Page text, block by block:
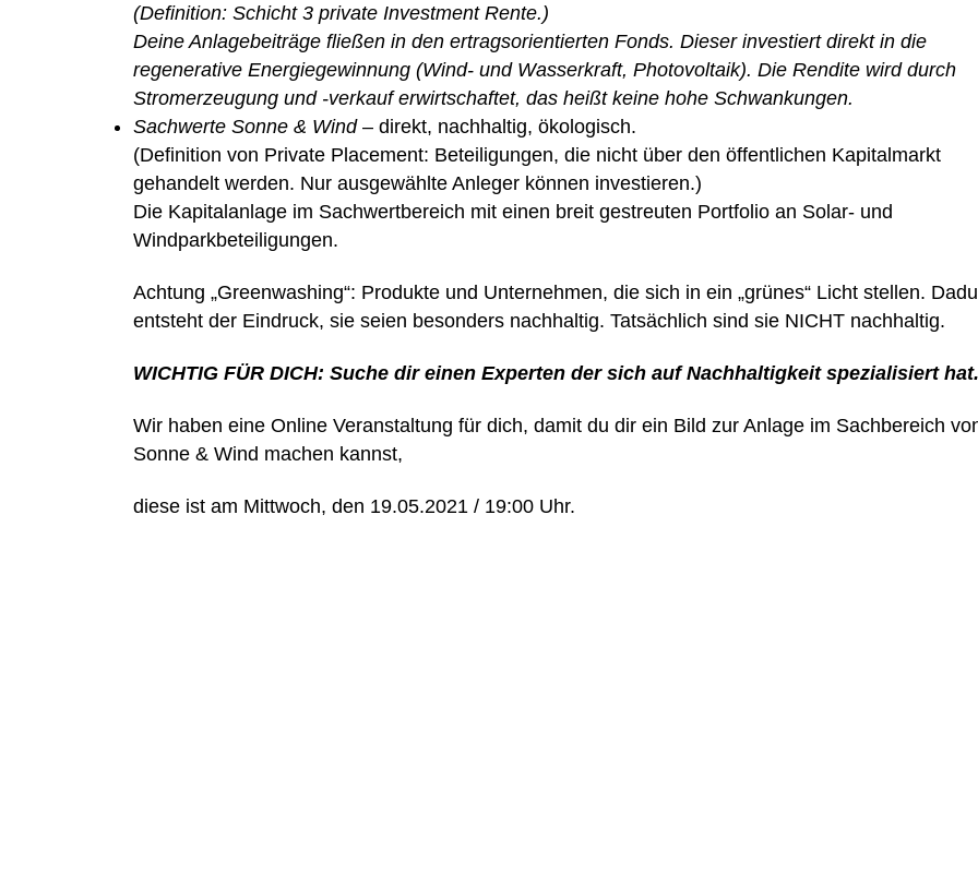
(Definition: Schicht 3 private Investment Rente.)
Deine Anlagebeiträge fließen in den ertragsorientierten Fonds. Dieser investiert direkt in die
regenerative Energiegewinnung (Wind- und Wasserkraft, Photovoltaik). Die Rendite wird durch
Stromerzeugung und -verkauf erwirtschaftet, das heißt keine hohe Schwankungen.
Sachwerte Sonne & Wind – direkt, nachhaltig, ökologisch.
(Definition von Private Placement: Beteiligungen, die nicht über den öffentlichen Kapitalmarkt
gehandelt werden. Nur ausgewählte Anleger können investieren.)
Die Kapitalanlage im Sachwertbereich mit einen breit gestreuten Portfolio an Solar- und
Windparkbeteiligungen.
Achtung „Greenwashing“: Produkte und Unternehmen, die sich in ein „grünes“ Licht stellen.
entsteht der Eindruck, sie seien besonders nachhaltig. Tatsächlich sind sie NICHT nachhaltig.
WICHTIG FÜR DICH: Suche dir einen Experten der sich auf Nachhaltigkeit spezialisiert hat.
Wir haben eine Online Veranstaltung für dich, damit du dir ein Bild zur Anlage im Sachbereich
Sonne & Wind machen kannst,
diese ist am Mittwoch, den 19.05.2021 / 19:00 Uhr.